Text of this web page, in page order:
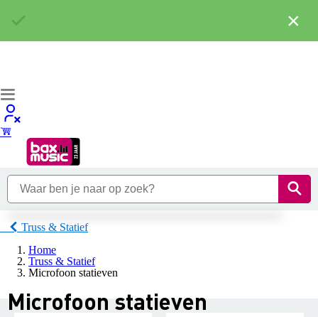
Truss & Statief
Home
Truss & Statief
Microfoon statieven
Microfoon statieven
×